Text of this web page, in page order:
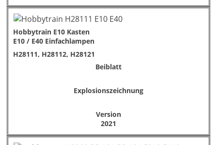
Hobbytrain E10 Kasten
E10 / E40 Einfachlampen
H28111, H28112, H28121
Beiblatt
Explosionszeichnung
Version
2021